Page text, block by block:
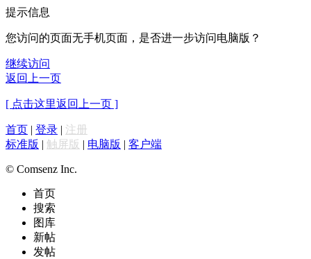
提示信息
您访问的页面无手机页面，是否进一步访问电脑版？
继续访问
返回上一页
[ 点击这里返回上一页 ]
首页 | 登录 | 注册
标准版 | 触屏版 | 电脑版 | 客户端
© Comsenz Inc.
首页
搜索
图库
新帖
发帖